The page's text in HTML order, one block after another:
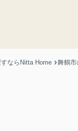
ならNitta Home 舞鶴市